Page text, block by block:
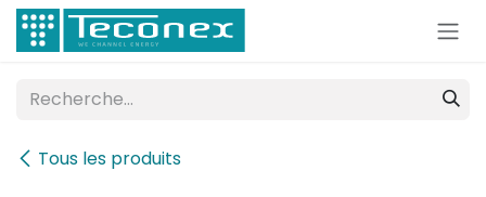
Se rendre au contenu
Tous les produits